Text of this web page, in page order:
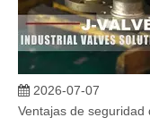
2026-07-07
En sistemas